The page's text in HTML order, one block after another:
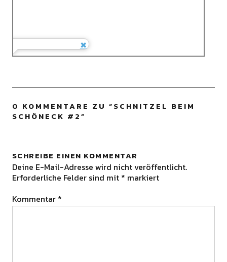
0 KOMMENTARE ZU “SCHNITZEL BEIM
SCHÖNECK #2”
SCHREIBE EINEN KOMMENTAR
Deine E-Mail-Adresse wird nicht veröffentlicht.
Erforderliche Felder sind mit * markiert
Kommentar *